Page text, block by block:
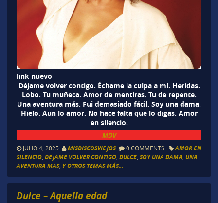
link nuevo
Déjame volver contigo. Échame la culpa a mí. Heridas.
Lobo. Tu muñeca. Amor de mentiras. Tu de repente.
Una aventura más. Fui demasiado fácil. Soy una dama.
Hielo. Aun lo amor. No hace falta que lo digas. Amor
en silencio.
MDV
JULIO 4, 2025 MISDISCOSVIEJOS 0 COMMENTS
AMOR EN
SILENCIO, DEJAME VOLVER CONTIGO, DULCE, SOY UNA DAMA UNA
AVENTURA MAS, Y OTROS TEMAS MÁS...
Dulce – Aquella edad